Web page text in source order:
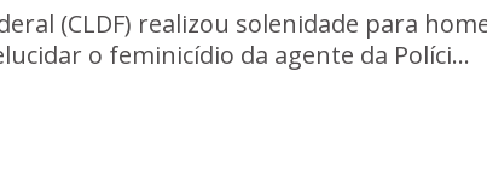
(CLDF) realizou solenidade para
o feminicídio da agente da Políci...